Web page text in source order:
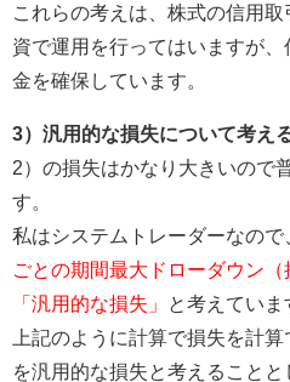
これらの考えは、株式の信用
資で運用を行ってはいますが
金を確保しています。
3）汎用的な損失について考える
2）の損失はかなり大きいので
す。
私はシステムトレーダーなので
ごとの期間最大ドローダウン
「汎用的な損失」
と考えていま
上記のように計算で損失を計
を汎用的な損失と考えることと